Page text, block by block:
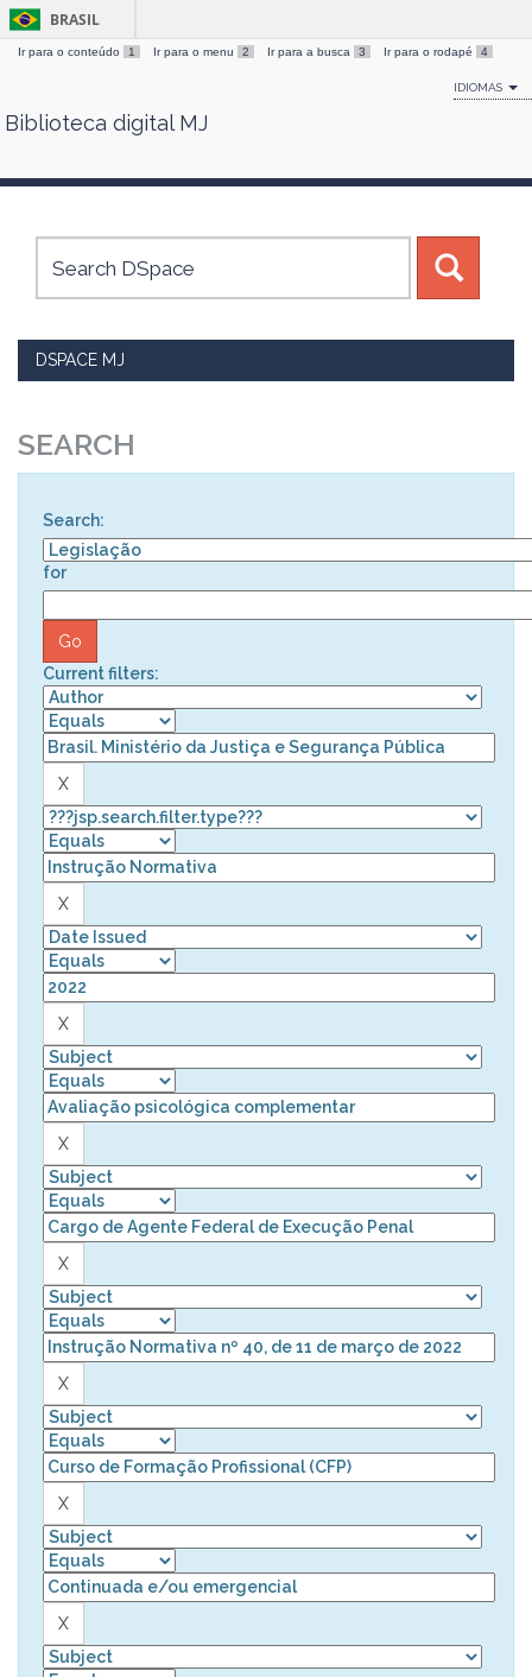
Skip
BRASIL
Ir para o conteúdo 1 Ir para o menu 2 Ir para a busca 3 Ir para o rodapé 4
IDIOMAS
Biblioteca digital MJ
DSPACE MJ
SEARCH
Search:
for
Current filters: